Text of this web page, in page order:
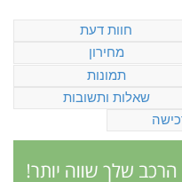
חוות דעת
מחירון
תמונות
שאלות ותשובות